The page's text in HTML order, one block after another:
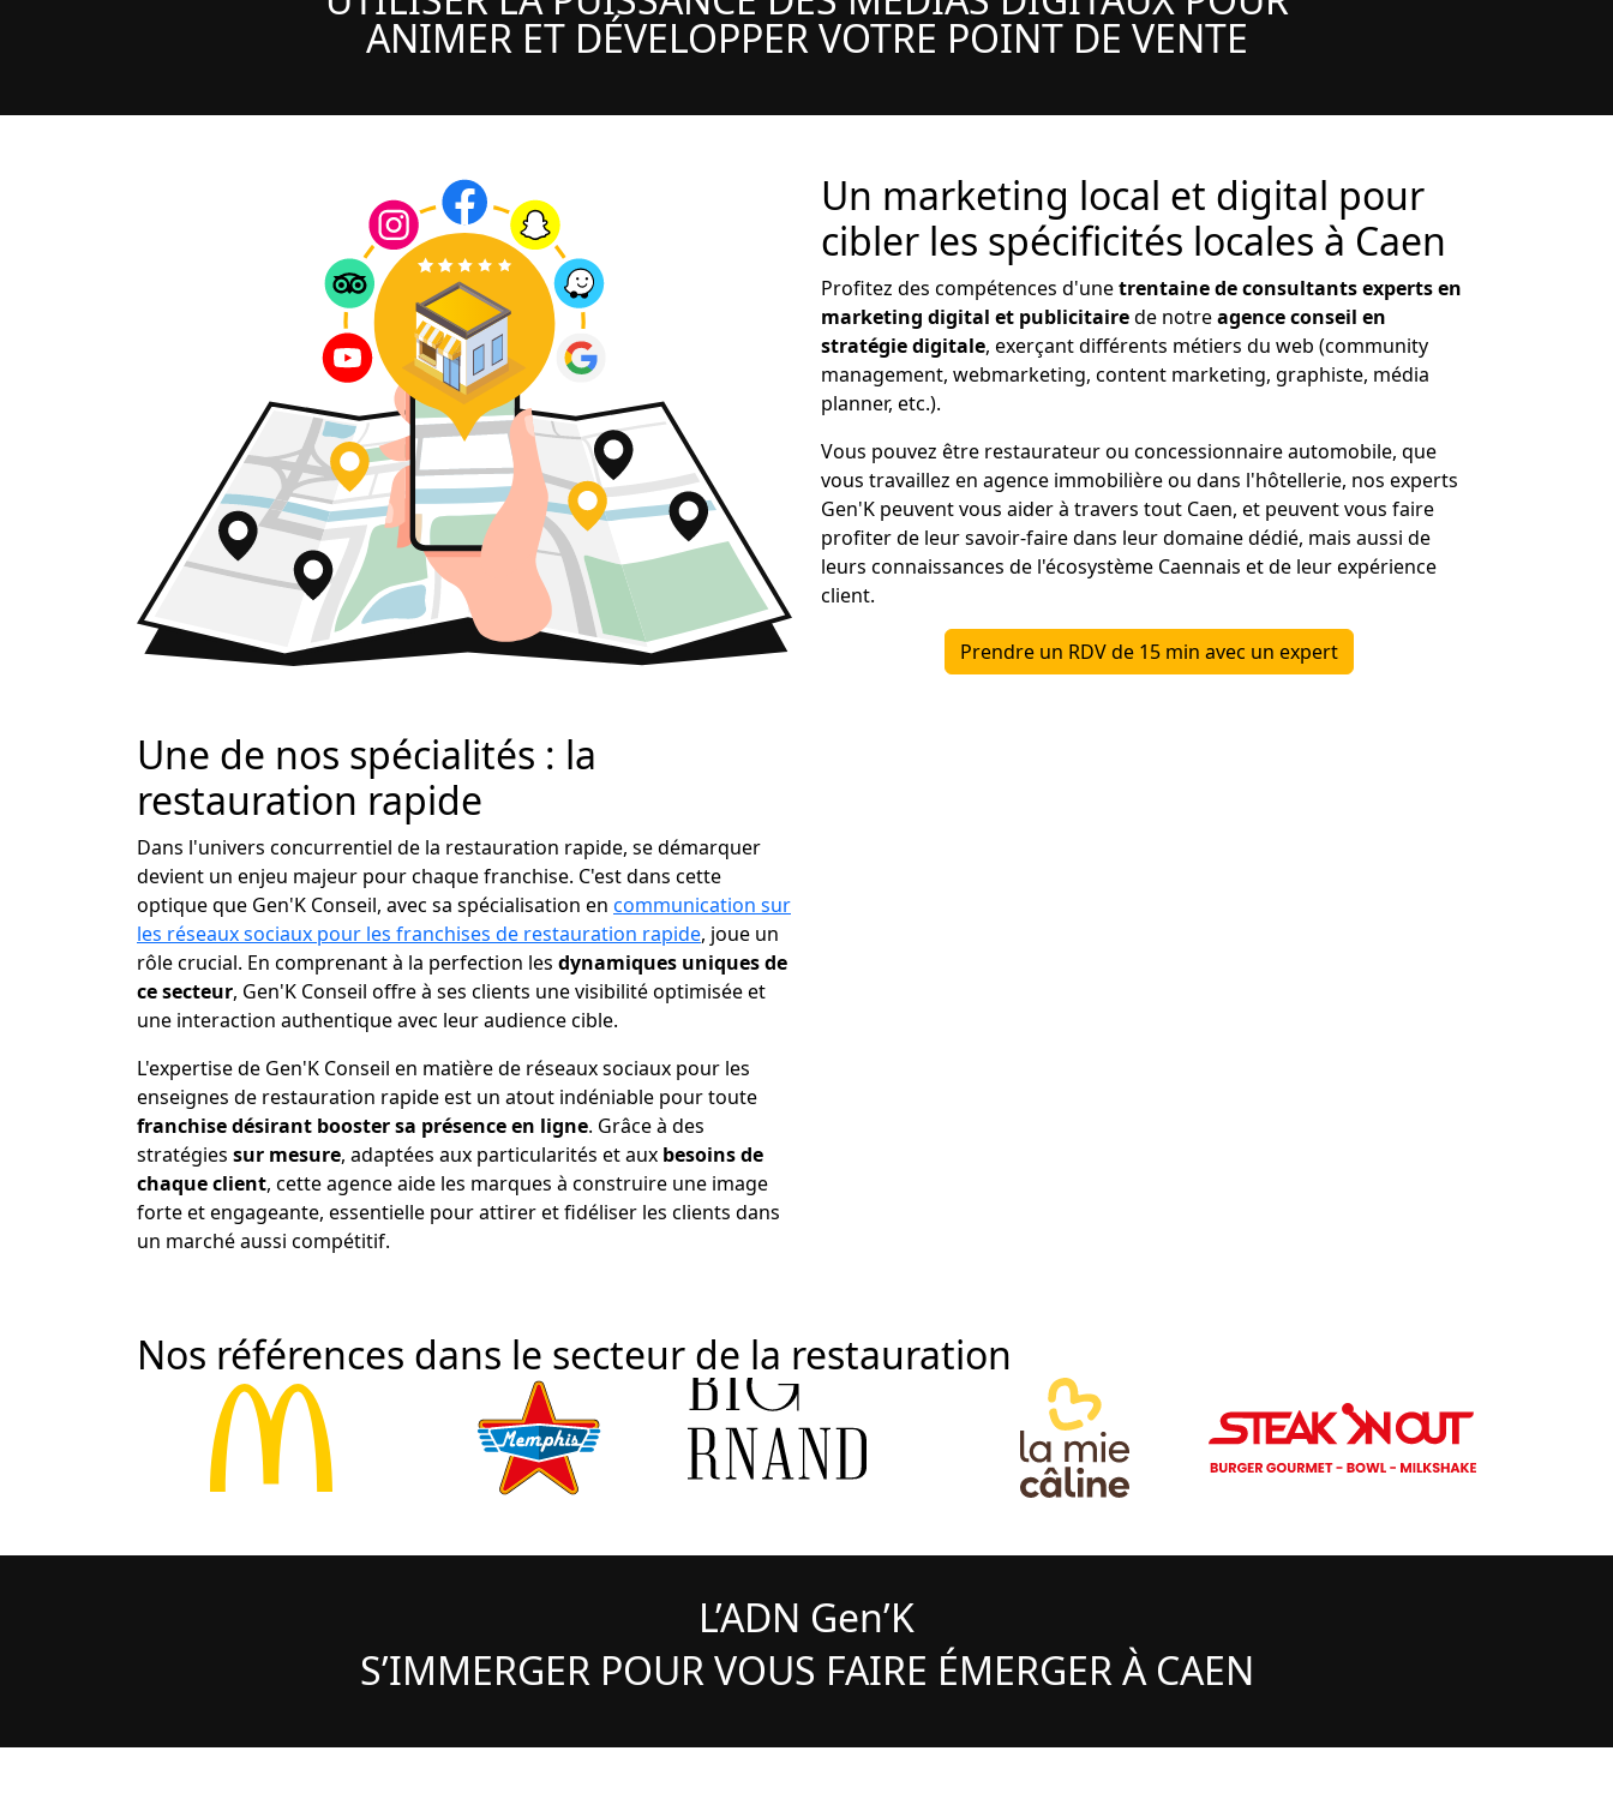
ANIMER ET DÉVELOPPER VOTRE POINT DE VENTE
Un marketing local et digital pour
cibler les spécificités locales à Caen
Profitez des compétences d'unetrentaine de consultants experts en
marketing digital et publicitairede notreagence conseil en
stratégie digitale, exerçant différents métiers du web (community
management, webmarketing, content marketing, graphiste, média
planner, etc.).
Vous pouvez être restaurateur ou concessionnaire automobile, que
vous travaillez en agence immobilière ou dans l'hôtellerie, nos experts
Gen'K peuvent vous aider à travers tout Caen, et peuvent vous faire
profiter de leur savoir-faire dans leur domaine dédié, mais aussi de
leurs connaissances de l'écosystème Caennais et de leur expérience
client.
Prendre un RDV de 15 min avec un expert
Une de nos spécialités : la
restauration rapide
Dans l'univers concurrentiel de la restauration rapide, se démarquer
devient un enjeu majeur pour chaque franchise. C'est dans cette
optique que Gen'K Conseil, avec sa spécialisation en communication sur
les réseaux sociaux pour les franchises de restauration rapide, joue un
rôle crucial. En comprenant à la perfection les dynamiques uniques de
ce secteur, Gen'K Conseil offre à ses clients une visibilité optimisée et
une interaction authentique avec leur audience cible.
L'expertise de Gen'K Conseil en matière de réseaux sociaux pour les
enseignes de restauration rapide est un atout indéniable pour toute
franchise désirant booster sa présence en ligne. Grâce à des
stratégies sur mesure, adaptées aux particularités et aux besoins de
chaque client, cette agence aide les marques à construire une image
forte et engageante, essentielle pour attirer et fidéliser les clients dans
un marché aussi compétitif.
Nos références dans le secteur de la restauration
L’ADN Gen’K
S’IMMERGER POUR VOUS FAIRE ÉMERGER À CAEN